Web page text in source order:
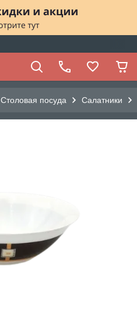
Столовая посуда Салатники